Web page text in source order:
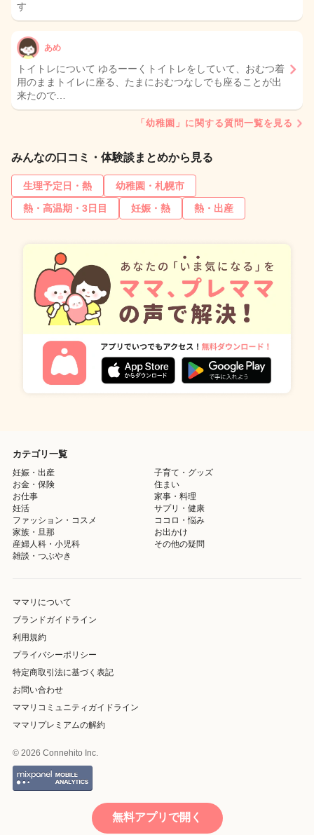
す
あめ
トイトレについて ゆるーーくトイトレをしていて、おむつ着
用のままトイレに座る、たまにおむつなしでも座ることが出
来たので…
「幼稚園」に関する質問一覧を見る
みんなの口コミ・体験談まとめから見る
生理予定日・熱
幼稚園・札幌市
熱・高温期・3日目
妊娠・熱 熱・出産
カテゴリ一覧
妊娠・出産
子育て・グッズ
お金・保険
住まい
お仕事
家事・料理
妊活
サプリ・健康
ファッション・コスメ
ココロ・悩み
家族・旦那
お出かけ
産婦人科・小児科
その他の疑問
雑談・つぶやき
ママリについて
ブランドガイドライン
利用規約
プライバシーポリシー
特定商取引法に基づく表記
お問い合わせ
ママリコミュニティガイドライン
ママリプレミアムの解約
© 2026 Connehito Inc.
無料アプリで開く